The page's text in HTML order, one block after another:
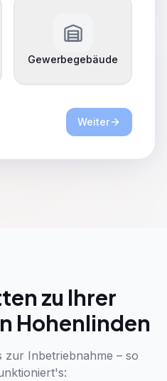
Gewerbegebäude
Weiter
zu Ihrer
Hohenlinden
zur Inbetriebnahme – so